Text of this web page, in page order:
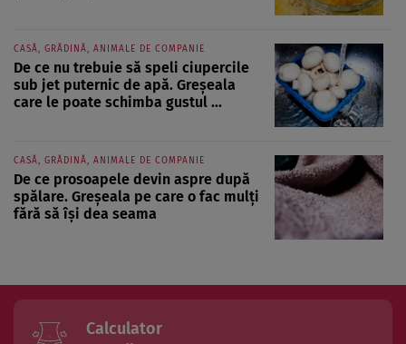
CASĂ, GRĂDINĂ, ANIMALE DE COMPANIE
De ce nu trebuie să speli ciupercile
sub jet puternic de apă. Greșeala
care le poate schimba gustul ...
CASĂ, GRĂDINĂ, ANIMALE DE COMPANIE
De ce prosoapele devin aspre după
spălare. Greșeala pe care o fac mulți
fără să își dea seama
Calculator